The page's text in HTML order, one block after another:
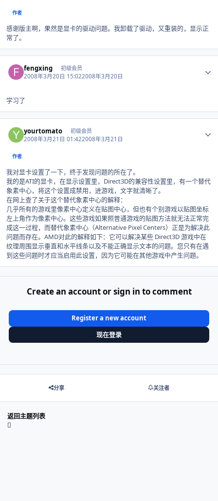
作者
感谢版主啊，果然是显卡的驱动问题。我卸载了驱动，又重装的，显示正
常了。
fengxing 初级会员
2008年3月20日 15:022008年3月20日
学习了
yourtomato 初级会员
2008年3月21日 01:422008年3月21日
作者
我对显卡设置了一下，终于发现问题的所在了。
我的是ATI的显卡，在显示设置里，Direct3D的兼容性设置里，有一个替代
象素中心，将这个设置成禁用，进游戏，文字就清晰了。
在网上查了关于这个替代象素中心的解释：
几乎所有的游戏里像素中心定义在贴图中心，但也有个别游戏以贴图坐标
左上角作为像素中心。这些游戏如果照普通游戏的贴图方法就无法正常完
成这一过程，而替代象素中心（Alternative Pixel Centers）正是为解决此
问题而存在。AMD对此的解释如下：它可以解决某些 Direct3D 游戏中在
纹理周围显示垂直和水平线条以及不能正确显示文本的问题。您只有在遇
到这些问题时才应当启用此设置，因为它可能在其他游戏中产生问题。
Create an account or sign in to comment
Register a new account
现在登录
分享 关注者
返回主题列表